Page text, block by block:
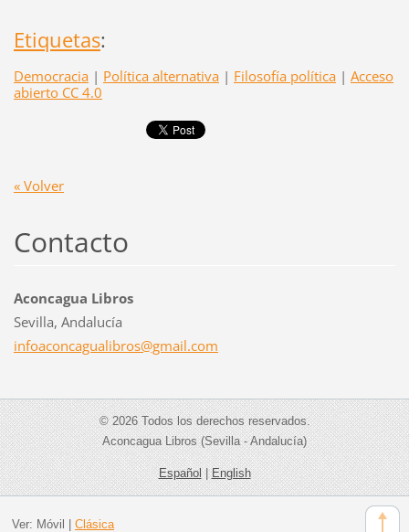
Etiquetas:
Democracia | Política alternativa | Filosofía política | Acceso
abierto CC 4.0
« Volver
Contacto
Aconcagua Libros
Sevilla, Andalucía
infoaconcagualibros@gmail.com
© 2026 Todos los derechos reservados.
Aconcagua Libros (Sevilla - Andalucía)
Español|English
Ver: Móvil | Clásica